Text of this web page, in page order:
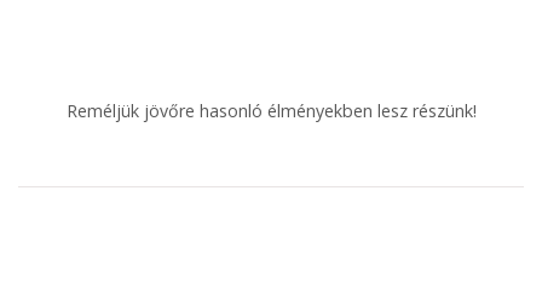
Reméljük jövőre hasonló élményekben lesz részünk!